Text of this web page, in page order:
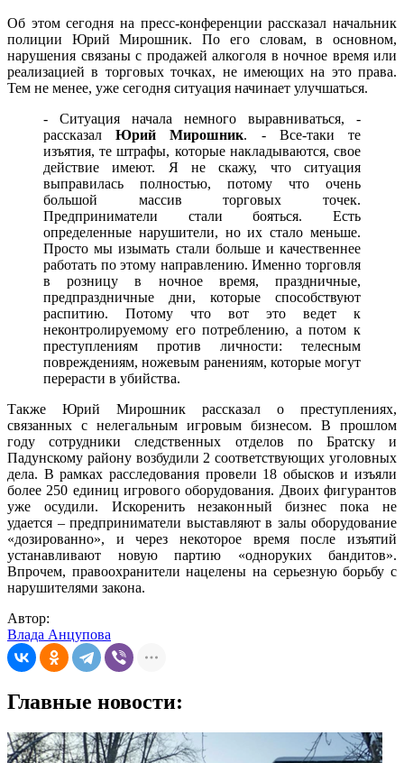
Об этом сегодня на пресс-конференции рассказал начальник
полиции Юрий Мирошник. По его словам, в основном,
нарушения связаны с продажей алкоголя в ночное время или
реализацией в торговых точках, не имеющих на это права.
Тем не менее, уже сегодня ситуация начинает улучшаться.
- Ситуация начала немного выравниваться, -
рассказалЮрий Мирошник. - Все-таки те
изъятия, те штрафы, которые накладываются, свое
действие имеют. Я не скажу, что ситуация
выправилась полностью, потому что очень
большой массив торговых точек.
Предприниматели стали бояться. Есть
определенные нарушители, но их стало меньше.
Просто мы изымать стали больше и качественнее
работать по этому направлению. Именно торговля
в розницу в ночное время, праздничные,
предпраздничные дни, которые способствуют
распитию. Потому что вот это ведет к
неконтролируемому его потреблению, а потом к
преступлениям против личности: телесным
повреждениям, ножевым ранениям, которые могут
перерасти в убийства.
Также Юрий Мирошник рассказал о преступлениях,
связанных с нелегальным игровым бизнесом. В прошлом
году сотрудники следственных отделов по Братску и
Падунскому району возбудили 2 соответствующих уголовных
дела. В рамках расследования провели 18 обысков и изъяли
более 250 единиц игрового оборудования. Двоих фигурантов
уже осудили. Искоренить незаконный бизнес пока не
удается – предприниматели выставляют в залы оборудование
«дозированно», и через некоторое время после изъятий
устанавливают новую партию «одноруких бандитов».
Впрочем, правоохранители нацелены на серьезную борьбу с
нарушителями закона.
Автор:
Влада Анцупова
Главные новости: